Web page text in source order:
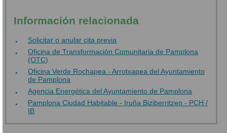
Información relacionada
Solicitar o anular cita previa
Oficina de Transformación Comunitaria de Pamplona
(OTC)
Oficina Verde Rochapea - Arrotxapea del Ayuntamiento
de Pamplona
Agencia Energética del Ayuntamiento de Pamplona
Pamplona Ciudad Habitable - Iruña Biziberritzen - PCH /
IB